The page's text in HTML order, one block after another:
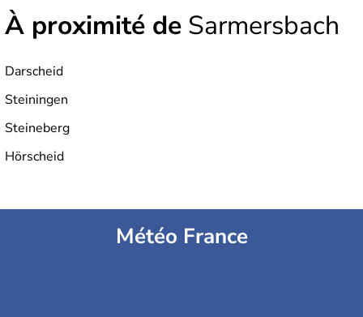
À proximité de Sarmersbach
Darscheid
Steiningen
Steineberg
Hörscheid
Météo France